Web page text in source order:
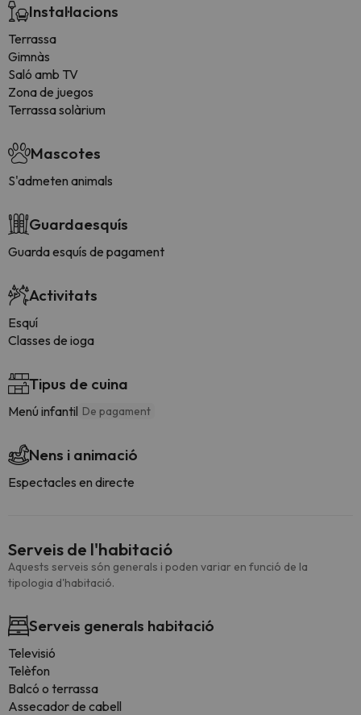
Instal·lacions
Terrassa
Gimnàs
Saló amb TV
Zona de juegos
Terrassa solàrium
Mascotes
S'admeten animals
Guardaesquís
Guarda esquís de pagament
Activitats
Esquí
Classes de ioga
Tipus de cuina
Menú infantil De pagament
Nens i animació
Espectacles en directe
Serveis de l'habitació
Aquests serveis són generals i poden variar en funció de la
tipologia d'habitació.
Serveis generals habitació
Televisió
Telèfon
Balcó o terrassa
Assecador de cabell